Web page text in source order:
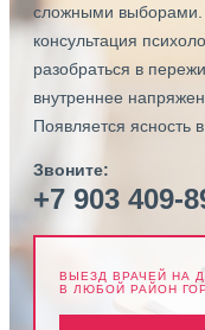
сложными выборами.
консультация
разобраться в
внутреннее
Появляется ясность
Звоните:
+7 903 409-
ВЫЕЗД ВРАЧЕЙ НА
В ЛЮБОЙ РАЙОН